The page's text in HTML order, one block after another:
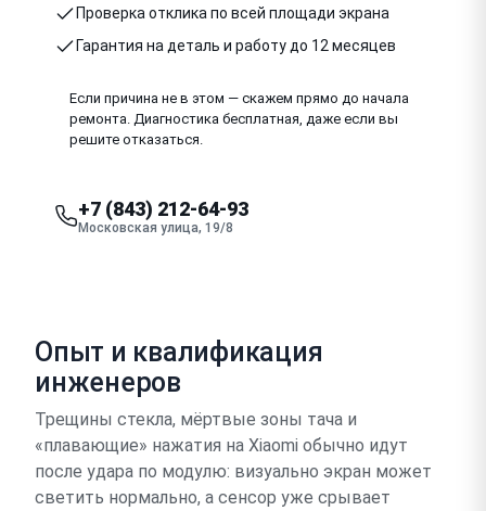
Проверка отклика по всей площади экрана
Гарантия на деталь и работу до 12 месяцев
Если причина не в этом — скажем прямо до начала
ремонта. Диагностика бесплатная, даже если вы
решите отказаться.
+7 (843) 212-64-93
Московская улица, 19/8
Опыт и квалификация
инженеров
Трещины стекла, мёртвые зоны тача и
«плавающие» нажатия на Xiaomi обычно идут
после удара по модулю: визуально экран может
светить нормально, а сенсор уже срывает